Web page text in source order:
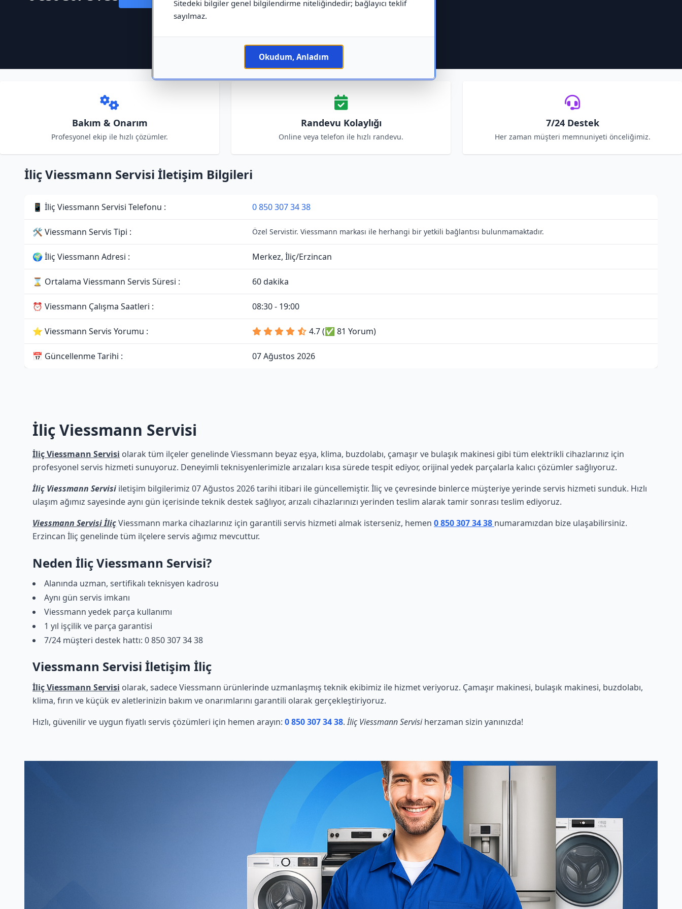
Sitedeki bilgiler genel bilgilendirme niteliğindedir; bağlayıcı teklif
sayılmaz.
Okudum, Anladım
Bakım & Onarım
Profesyonel ekip ile hızlı çözümler.
Randevu Kolaylığı
Online veya telefon ile hızlı randevu.
7/24 Destek
Her zaman müşteri memnuniyeti önceliğimiz.
İliç Viessmann Servisi İletişim Bilgileri
📱 İliç Viessmann Servisi Telefonu : 0 850 307 34 38
🛠 Viessmann Servis Tipi : Özel Servistir. Viessmann markası ile herhangi bir yetkili bağlantısı bulunmamaktadır.
🌍 İliç Viessmann Adresi : Merkez, İliç/Erzincan
⌛ Ortalama Viessmann Servis Süresi : 60 dakika
⏰ Viessmann Çalışma Saatleri : 08:30 - 19:00
⭐ Viessmann Servis Yorumu : 4.7 (✅ 81 Yorum)
📅 Güncellenme Tarihi : 07 Ağustos 2026
İliç Viessmann Servisi
İliç Viessmann Servisi olarak tüm ilçeler genelinde Viessmann beyaz eşya, klima, buzdolabı, çamaşır ve bulaşık makinesi gibi tüm elektrikli cihazlarınız için
profesyonel servis hizmeti sunuyoruz. Deneyimli teknisyenlerimizle arızaları kısa sürede tespit ediyor, orijinal yedek parçalarla kalıcı çözümler sağlıyoruz.
İliç Viessmann Servisi iletişim bilgilerimiz 07 Ağustos 2026 tarihi itibari ile güncellemiştir. İliç ve çevresinde binlerce müşteriye yerinde servis hizmeti sunduk. Hızlı
ulaşım ağımız sayesinde aynı gün içerisinde teknik destek sağlıyor, arızalı cihazlarınızı yerinden teslim alarak tamir sonrası teslim ediyoruz.
Viessmann Servisi İliçViessmann marka cihazlarınız için garantili servis hizmeti almak isterseniz, hemen 0 850 307 34 38 numaramızdan bize ulaşabilirsiniz.
Erzincan İliç genelinde tüm ilçelere servis ağımız mevcuttur.
Neden İliç Viessmann Servisi?
Alanında uzman, sertifikalı teknisyen kadrosu
Aynı gün servis imkanı
Viessmann yedek parça kullanımı
1 yıl işçilik ve parça garantisi
7/24 müşteri destek hattı: 0 850 307 34 38
Viessmann Servisi İletişim İliç
İliç Viessmann Servisi olarak, sadece Viessmann ürünlerinde uzmanlaşmış teknik ekibimiz ile hizmet veriyoruz. Çamaşır makinesi, bulaşık makinesi, buzdolabı,
klima, fırın ve küçük ev aletlerinizin bakım ve onarımlarını garantili olarak gerçekleştiriyoruz.
Hızlı, güvenilir ve uygun fiyatlı servis çözümleri için hemen arayın: 0 850 307 34 38.İliç Viessmann Servisiherzaman sizin yanınızda!